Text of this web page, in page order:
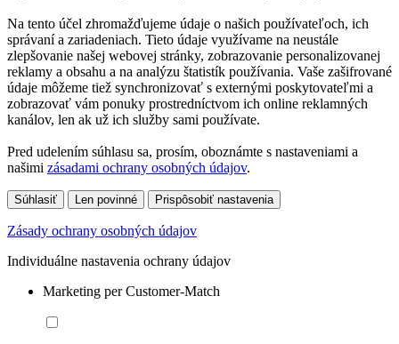
Na tento účel zhromažďujeme údaje o našich používateľoch, ich
správaní a zariadeniach. Tieto údaje využívame na neustále
zlepšovanie našej webovej stránky, zobrazovanie personalizovanej
reklamy a obsahu a na analýzu štatistík používania. Vaše zašifrované
údaje môžeme tiež synchronizovať s externými poskytovateľmi a
zobrazovať vám ponuky prostredníctvom ich online reklamných
kanálov, len ak už ich služby sami používate.
Pred udelením súhlasu sa, prosím, oboznámte s nastaveniami a
našimi zásadami ochrany osobných údajov.
Súhlasiť Len povinné Prispôsobiť nastavenia
Zásady ochrany osobných údajov
Individuálne nastavenia ochrany údajov
Marketing per Customer-Match